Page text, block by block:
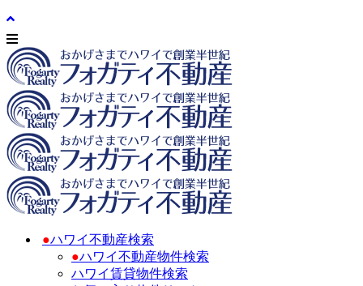
●ハワイ不動産検索
●ハワイ不動産物件検索
ハワイ賃貸物件検索